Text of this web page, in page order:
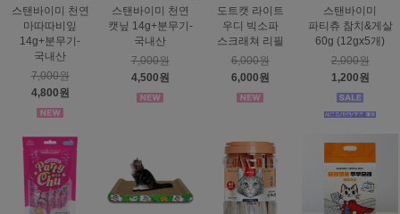
스탠바이미 천연
마따따비잎
14g+분무기-
국내산
7,000원
4,800원
스탠바이미 천연
캣닢 14g+분무기-
국내산
7,000원
4,500원
도트캣 라이트
우디 빅소파
스크래쳐 리필
6,000원
6,000원
스탠바이미
파티츄 참치&게살
60g (12gx5개)
2,000원
1,200원